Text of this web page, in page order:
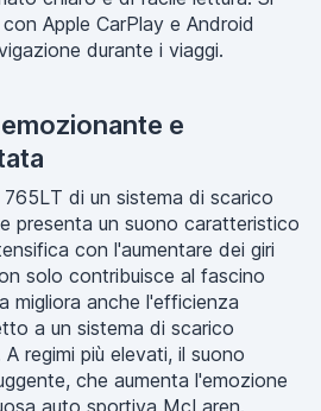
Apple CarPlay e Android
durante i viaggi.
e
di un sistema di scarico
presenta un suono caratteristico
con l'aumentare dei giri
solo contribuisce al fascino
migliora anche l'efficienza
a un sistema di scarico
regimi più elevati, il suono
che aumenta l'emozione
auto sportiva McLaren.